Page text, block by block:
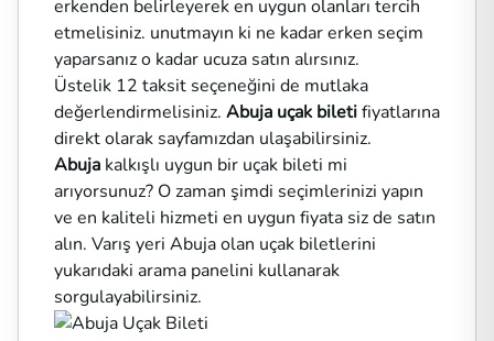
erkenden belirleyerek en uygun olanları tercih
etmelisiniz. unutmayın ki ne kadar erken seçim
yaparsanız o kadar ucuza satın alırsınız.
Üstelik 12 taksit seçeneğini de mutlaka
değerlendirmelisiniz. Abuja uçak biletifiyatlarına
direkt olarak sayfamızdan ulaşabilirsiniz.
Abuja kalkışlı uygun bir uçak bileti mi
arıyorsunuz? O zaman şimdi seçimlerinizi yapın
ve en kaliteli hizmeti en uygun fiyata siz de satın
alın. Varış yeri Abuja olan uçak biletlerini
yukarıdaki arama panelini kullanarak
sorgulayabilirsiniz.